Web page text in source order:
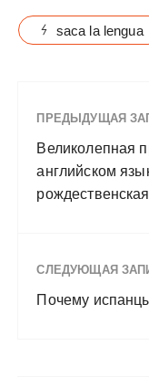
saca la lengua
ПРЕДЫДУЩАЯ
Великолепная
английском
СЛЕДУЮЩАЯ
Почему